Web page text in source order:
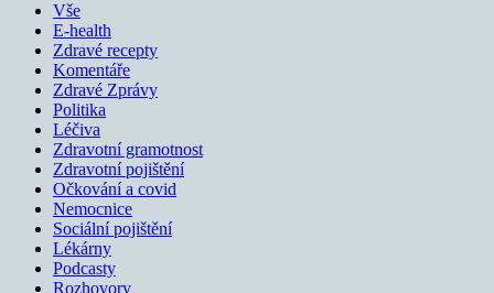
Vše
E-health
Zdravé recepty
Komentáře
Zdravé Zprávy
Politika
Léčiva
Zdravotní gramotnost
Zdravotní pojištění
Očkování a covid
Nemocnice
Sociální pojištění
Lékárny
Podcasty
Rozhovory